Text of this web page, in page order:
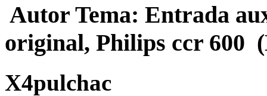
Autor Tema: Entrada
original, Philips ccr 600
X4pulchac